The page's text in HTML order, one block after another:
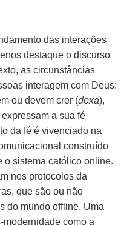
das interações
destaque o discurso
as circunstâncias
interagem com Deus:
ou devem crer (doxa),
a sua fé
da fé é vivenciado na
construído
o sistema católico online.
nos protocolos da
que são ou não
do mundo offline. Uma
como a